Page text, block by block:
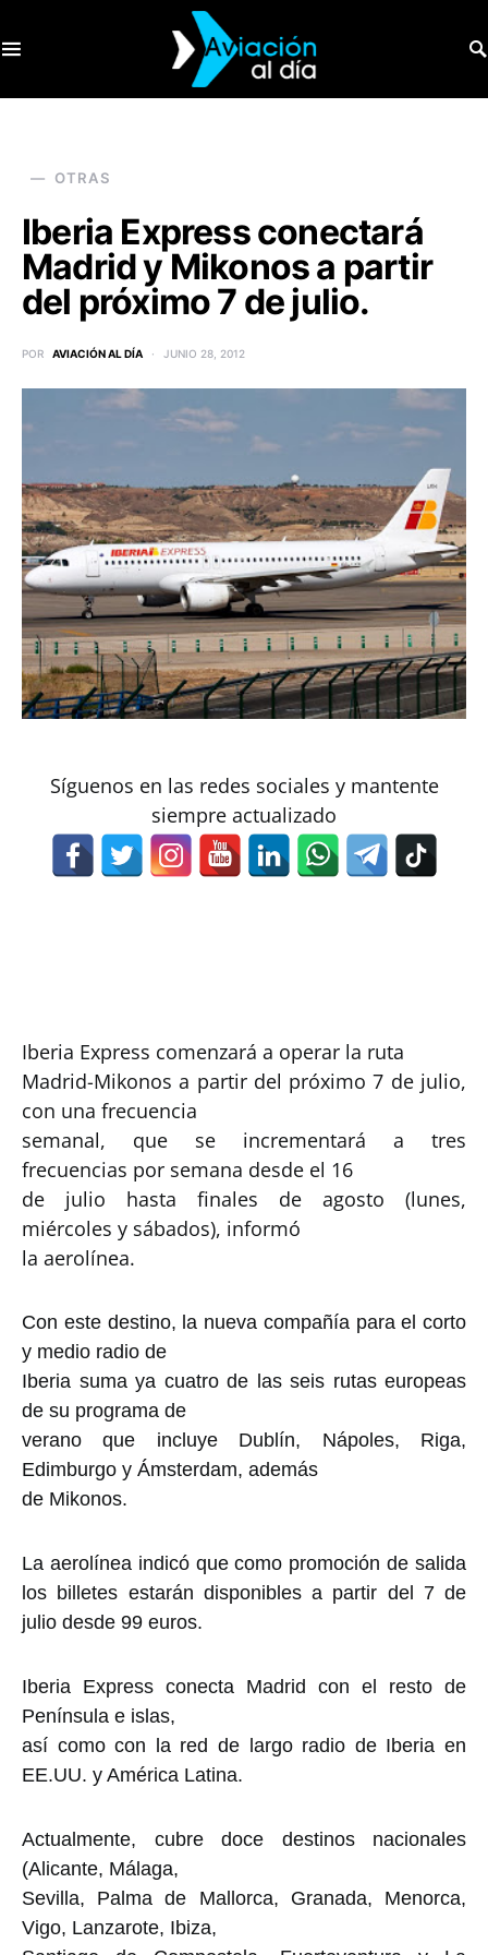
OTRAS
Iberia Express conectará
Madrid y Mikonos a partir
del próximo 7 de julio.
POR AVIACIÓN AL DÍA JUNIO 28, 2012
Síguenos en las redes sociales y mantente
siempre actualizado
Iberia Express comenzará a operar la ruta
Madrid-Mikonos a partir del próximo 7 de julio,
con una frecuencia
semanal, que se incrementará a tres
frecuencias por semana desde el 16
de julio hasta finales de agosto (lunes,
miércoles y sábados), informó
la aerolínea.
Con este destino, la nueva compañía para el corto
y medio radio de
Iberia suma ya cuatro de las seis rutas europeas
de su programa de
verano que incluye Dublín, Nápoles, Riga,
Edimburgo y Ámsterdam, además
de Mikonos.
La aerolínea indicó que como promoción de salida
los billetes estarán disponibles a partir del 7 de
julio desde 99 euros.
Iberia Express conecta Madrid con el resto de
Península e islas,
así como con la red de largo radio de Iberia en
EE.UU. y América Latina.
Actualmente, cubre doce destinos nacionales
(Alicante, Málaga,
Sevilla, Palma de Mallorca, Granada, Menorca,
Vigo, Lanzarote, Ibiza,